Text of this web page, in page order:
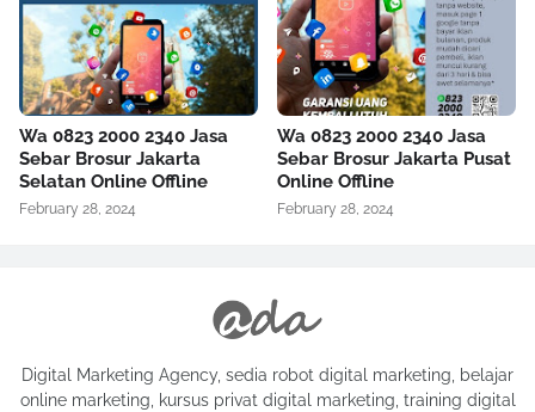
Wa 0823 2000 2340 Jasa
Sebar Brosur Jakarta
Selatan Online Offline
February 28, 2024
Wa 0823 2000 2340 Jasa
Sebar Brosur Jakarta Pusat
Online Offline
February 28, 2024
Digital Marketing Agency, sedia robot digital marketing, belajar
online marketing, kursus privat digital marketing, training digital